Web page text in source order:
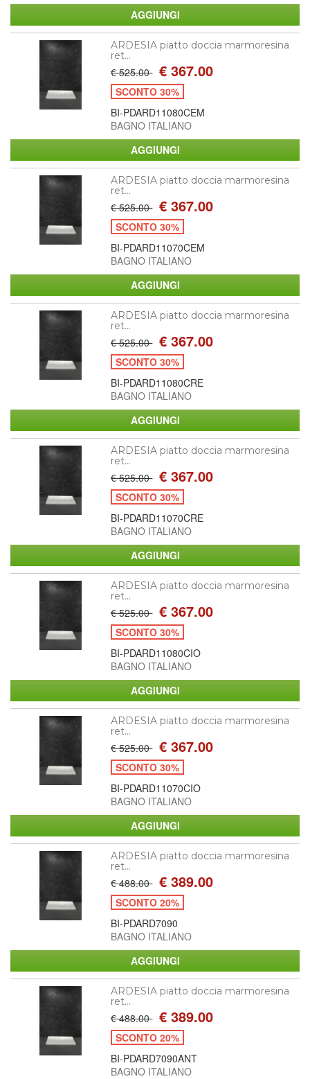
ARDESIA piatto doccia marmoresina
ret...
€ 525.00 € 367.00
SCONTO 30%
BI-PDARD11080CEM
BAGNO ITALIANO
ARDESIA piatto doccia marmoresina
ret...
€ 525.00 € 367.00
SCONTO 30%
BI-PDARD11070CEM
BAGNO ITALIANO
ARDESIA piatto doccia marmoresina
ret...
€ 525.00 € 367.00
SCONTO 30%
BI-PDARD11080CRE
BAGNO ITALIANO
ARDESIA piatto doccia marmoresina
ret...
€ 525.00 € 367.00
SCONTO 30%
BI-PDARD11070CRE
BAGNO ITALIANO
ARDESIA piatto doccia marmoresina
ret...
€ 525.00 € 367.00
SCONTO 30%
BI-PDARD11080CIO
BAGNO ITALIANO
ARDESIA piatto doccia marmoresina
ret...
€ 525.00 € 367.00
SCONTO 30%
BI-PDARD11070CIO
BAGNO ITALIANO
ARDESIA piatto doccia marmoresina
ret...
€ 488.00 € 389.00
SCONTO 20%
BI-PDARD7090
BAGNO ITALIANO
ARDESIA piatto doccia marmoresina
ret...
€ 488.00 € 389.00
SCONTO 20%
BI-PDARD7090ANT
BAGNO ITALIANO